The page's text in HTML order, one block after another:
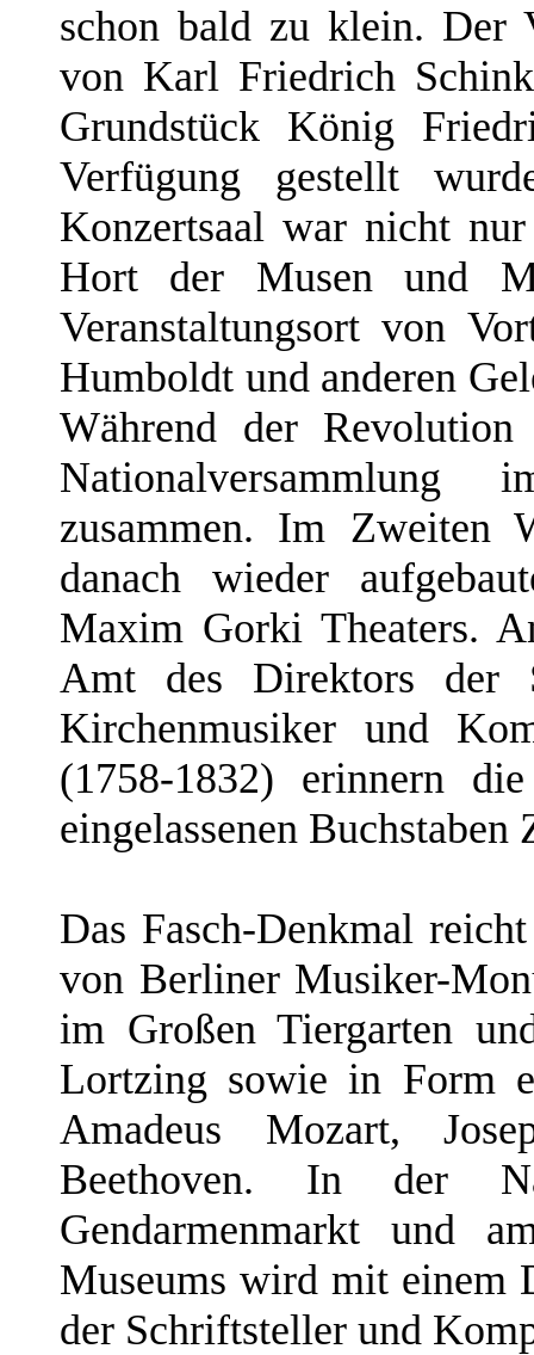
schon bald zu klein. Der
von Karl Friedrich
Grundstück König
Verfügung gestellt
Konzertsaal war nicht
Hort der Musen und
Veranstaltungsort von
Humboldt und anderen
Während der
zusammen. Im Zweiten
danach wieder
Maxim Gorki Theaters.
Amt des Direktors der
Kirchenmusiker und
(1758-1832) erinnern
eingelassenen Buchstaben
Das Fasch-Denkmal
von Berliner Musiker-
im Großen Tiergarten
Lortzing sowie in Form
Amadeus Mozart,
Beethoven. In der
Gendarmenmarkt und
Museums wird mit einem
der Schriftsteller und